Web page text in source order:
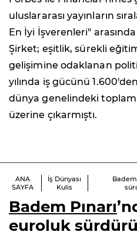
uluslararası yayınların
En İyi İşverenleri" arasında
Şirket; eşitlik, sürekli
gelişimine odaklanan
yılında iş gücünü
dünya genelindeki toplam
üzerine çıkarmıştı.
ANA
SAYFA
İş Dünyası
Kulis
Badem Pınarı
euroluk